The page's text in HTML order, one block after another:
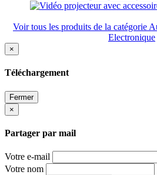
Voir tous les produits de la catégorie
Electronique
×
Téléchargement
Fermer
×
Partager par mail
Votre e-mail
Votre nom